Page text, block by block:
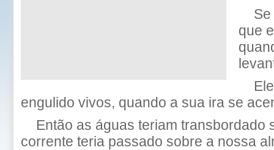
que
engulido vivos, quando a sua ira se
Então as águas teriam transbordado
corrente teria passado sobre a nossa